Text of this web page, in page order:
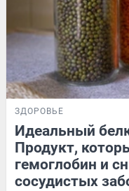
ЗДОРОВЬЕ
Идеальный
Продукт,
гемоглобин и
сосудистых